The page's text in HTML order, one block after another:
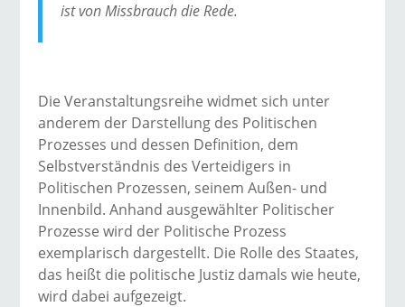
ist von Missbrauch die Rede.
Die Veranstaltungsreihe widmet sich unter
anderem der Darstellung des Politischen
Prozesses und dessen Definition, dem
Selbstverständnis des Verteidigers in
Politischen Prozessen, seinem Außen- und
Innenbild. Anhand ausgewählter Politischer
Prozesse wird der Politische Prozess
exemplarisch dargestellt. Die Rolle des Staates,
das heißt die politische Justiz damals wie heute,
wird dabei aufgezeigt.